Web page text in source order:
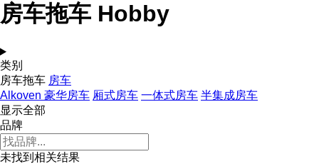
房车拖车 Hobby
类别
房车拖车 房车
Alkoven 豪华房车 厢式房车 一体式房车 半集成房车
显示全部
品牌
未找到相关结果